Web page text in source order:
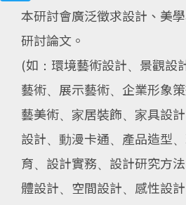
本研討會廣泛徵求設計、美
研討論文。
(如：環境藝術設計、景觀設
藝術、展示藝術、企業形象
藝美術、家居裝飾、家具設
設計、動漫卡通、產品造型
育、設計實務、設計研究方
體設計、空間設計、感性設